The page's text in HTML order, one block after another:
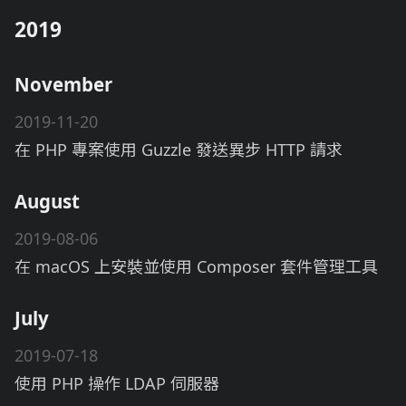
2019
November
2019-11-20
在 PHP 專案使用 Guzzle 發送異步 HTTP 請求
August
2019-08-06
在 macOS 上安裝並使用 Composer 套件管理工具
July
2019-07-18
使用 PHP 操作 LDAP 伺服器